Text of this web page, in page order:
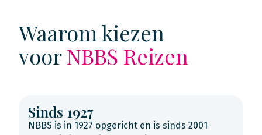
Waarom kiezen
voorNBBS Reizen
Sinds 1927
NBBS is in 1927 opgericht en is sinds 2001